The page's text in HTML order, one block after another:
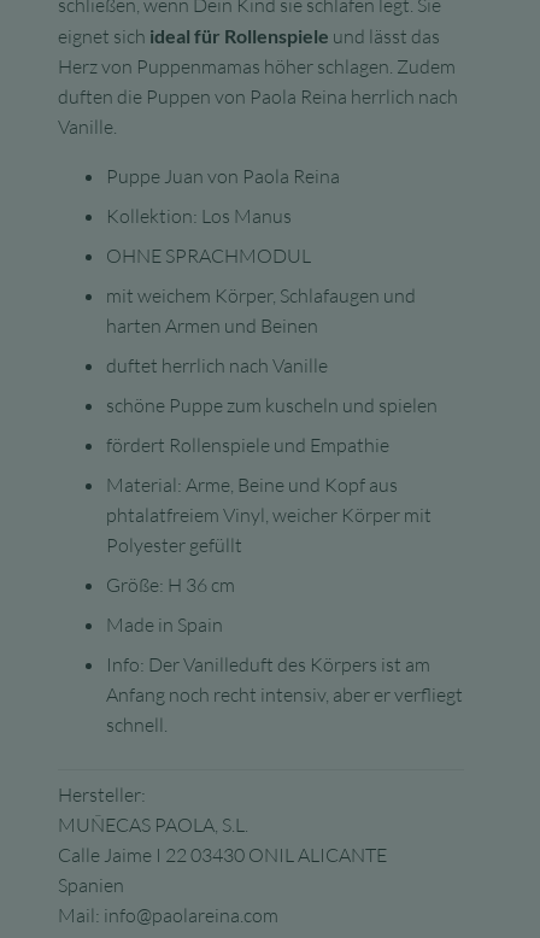
schließen, wenn Dein Kind sie schlafen legt. Sie
eignet sich ideal für Rollenspiele und lässt das
Herz von Puppenmamas höher schlagen. Zudem
duften die Puppen von Paola Reina herrlich nach
Vanille.
Puppe Juan von Paola Reina
Kollektion: Los Manus
OHNE SPRACHMODUL
mit weichem Körper, Schlafaugen und
harten Armen und Beinen
duftet herrlich nach Vanille
schöne Puppe zum kuscheln und spielen
fördert Rollenspiele und Empathie
Material: Arme, Beine und Kopf aus
phtalatfreiem Vinyl, weicher Körper mit
Polyester gefüllt
Größe: H 36 cm
Made in Spain
Info: Der Vanilleduft des Körpers ist am
Anfang noch recht intensiv, aber er verfliegt
schnell.
Hersteller:
MUÑECAS PAOLA, S.L.
Calle Jaime I 22 03430 ONIL ALICANTE
Spanien
Mail: info@paolareina.com